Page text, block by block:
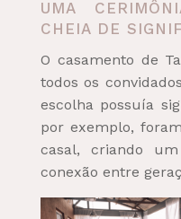
UMA
CHEIA DE
O casamento de
todos os
escolha possuía
por exemplo,
casal, criando
conexão entre